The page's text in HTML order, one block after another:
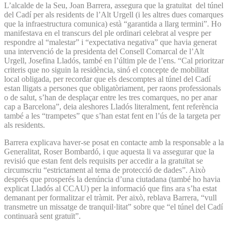
L’alcalde de la Seu, Joan Barrera, assegura que la gratuïtat del túnel
del Cadí per als residents de l’Alt Urgell (i les altres dues comarques
que la infraestructura comunica) està “garantida a llarg termini”. Ho
manifestava en el transcurs del ple ordinari celebrat al vespre per
respondre al “malestar” i “expectativa negativa” que havia generat
una intervenció de la presidenta del Consell Comarcal de l’Alt
Urgell, Josefina Lladós, també en l’últim ple de l’ens. “Cal prioritzar
criteris que no siguin la residència, sinó el concepte de mobilitat
local obligada, per recordar que els descomptes al túnel del Cadí
estan lligats a persones que obligatòriament, per raons professionals
o de salut, s’han de desplaçar entre les tres comarques, no per anar
cap a Barcelona”, deia aleshores Lladós literalment, fent referència
també a les “trampetes” que s’han estat fent en l’ús de la targeta per
als residents.
Barrera explicava haver-se posat en contacte amb la responsable a la
Generalitat, Roser Bombardó, i que aquesta li va assegurar que la
revisió que estan fent dels requisits per accedir a la gratuïtat se
circumscriu “estrictament al tema de protecció de dades”. Això
després que prosperés la denúncia d’una ciutadana (també ho havia
explicat Lladós al CCAU) per la informació que fins ara s’ha estat
demanant per formalitzar el tràmit. Per això, reblava Barrera, “vull
transmetre un missatge de tranquil·litat” sobre que “el túnel del Cadí
continuarà sent gratuït”.